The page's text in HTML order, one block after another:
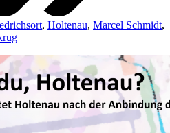
, Holtenau, Marcel Schmidt,